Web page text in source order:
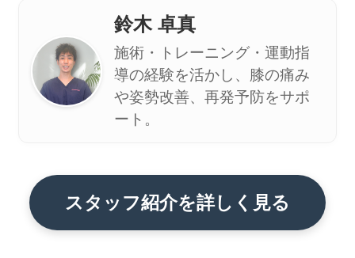
鈴木 卓真
施術・トレーニング・運動指
導の経験を活かし、膝の痛み
や姿勢改善、再発予防をサポ
ート。
スタッフ紹介を詳しく見る